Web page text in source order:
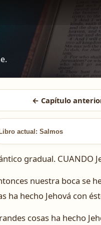
← Capítulo
actual: Salmos
gradual. CUANDO
nuestra boca se
ha hecho Jehová con
cosas ha hecho